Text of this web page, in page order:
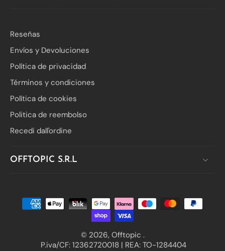
Reseñas
Envíos y Devoluciones
Política de privacidad
Términos y condiciones
Política de cookies
Politica de reembolso
Recedi dall'ordine
OFFTOPIC S.R.L
© 2026, Offtopic .
P.iva/CF: 12362720018 | REA: TO-1284404